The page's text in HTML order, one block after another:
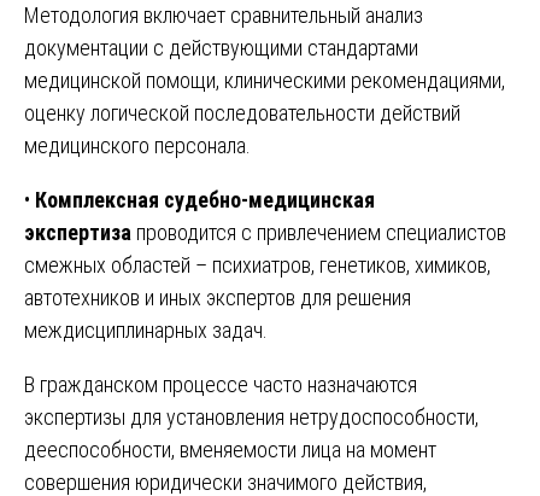
Методология включает сравнительный анализ
документации с действующими стандартами
медицинской помощи, клиническими рекомендациями,
оценку логической последовательности действий
медицинского персонала.
• Комплексная судебно-медицинская
экспертиза проводится с привлечением специалистов
смежных областей – психиатров, генетиков, химиков,
автотехников и иных экспертов для решения
междисциплинарных задач.
В гражданском процессе часто назначаются
экспертизы для установления нетрудоспособности,
дееспособности, вменяемости лица на момент
совершения юридически значимого действия,